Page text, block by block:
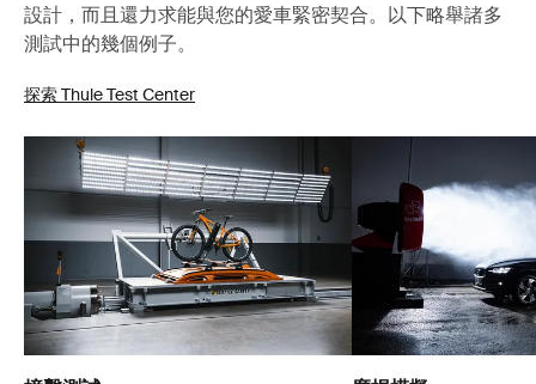
設計，而且還力求能與您的愛車緊密契合。以下略舉諸多
測試中的幾個例子。
探索 Thule Test Center